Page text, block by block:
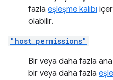
fazla eşleşme kalıbı
olabilir.
"host_permissions"
Bir veya daha fazla
bir veya daha fazla